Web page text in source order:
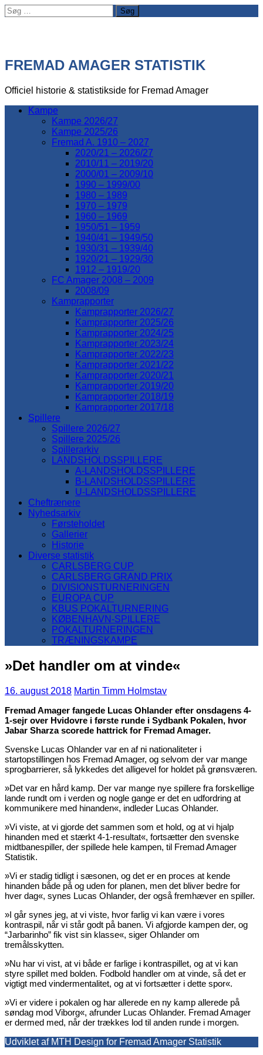
Søg
efter:
FREMAD AMAGER STATISTIK
Officiel historie & statistikside for Fremad Amager
Kampe
Kampe 2026/27
Kampe 2025/26
Fremad A. 1910 – 2027
2020/21 – 2026/27
2010/11 – 2019/20
2000/01 – 2009/10
1990 – 1999/00
1980 – 1989
1970 – 1979
1960 – 1969
1950/51 – 1959
1940/41 – 1949/50
1930/31 – 1939/40
1920/21 – 1929/30
1912 – 1919/20
FC Amager 2008 – 2009
2008/09
Kamprapporter
Kamprapporter 2026/27
Kamprapporter 2025/26
Kamprapporter 2024/25
Kamprapporter 2023/24
Kamprapporter 2022/23
Kamprapporter 2021/22
Kamprapporter 2020/21
Kamprapporter 2019/20
Kamprapporter 2018/19
Kamprapporter 2017/18
Spillere
Spillere 2026/27
Spillere 2025/26
Spillerarkiv
LANDSHOLDSSPILLERE
A-LANDSHOLDSSPILLERE
B-LANDSHOLDSSPILLERE
U-LANDSHOLDSSPILLERE
Cheftrænere
Nyhedsarkiv
Førsteholdet
Gallerier
Historie
Diverse statistik
CARLSBERG CUP
CARLSBERG GRAND PRIX
DIVISIONSTURNERINGEN
EUROPA CUP
KBUS POKALTURNERING
KØBENHAVN-SPILLERE
POKALTURNERINGEN
TRÆNINGSKAMPE
»Det handler om at vinde«
16. august 2018 Martin Timm Holmstav
Fremad Amager fangede Lucas Ohlander efter onsdagens 4-
1-sejr over Hvidovre i første runde i Sydbank Pokalen, hvor
Jabar Sharza scorede hattrick for Fremad Amager.
Svenske Lucas Ohlander var en af ni nationaliteter i
startopstillingen hos Fremad Amager, og selvom der var mange
sprogbarrierer, så lykkedes det alligevel for holdet på grønsværen.
»Det var en hård kamp. Der var mange nye spillere fra forskellige
lande rundt om i verden og nogle gange er det en udfordring at
kommunikere med hinanden«, indleder Lucas Ohlander.
»Vi viste, at vi gjorde det sammen som et hold, og at vi hjalp
hinanden med et stærkt 4-1-resultat«, fortsætter den svenske
midtbanespiller, der spillede hele kampen, til Fremad Amager
Statistik.
»Vi er stadig tidligt i sæsonen, og det er en proces at kende
hinanden både på og uden for planen, men det bliver bedre for
hver dag«, synes Lucas Ohlander, der også fremhæver en spiller.
»I går synes jeg, at vi viste, hvor farlig vi kan være i vores
kontraspil, når vi står godt på banen. Vi afgjorde kampen der, og
“Jarbarinho” fik vist sin klasse«, siger Ohlander om
tremålsskytten.
»Nu har vi vist, at vi både er farlige i kontraspillet, og at vi kan
styre spillet med bolden. Fodbold handler om at vinde, så det er
vigtigt med vindermentalitet, og at vi fortsætter i dette spor«.
»Vi er videre i pokalen og har allerede en ny kamp allerede på
søndag mod Viborg«, afrunder Lucas Ohlander. Fremad Amager
er dermed med, når der trækkes lod til anden runde i morgen.
Udviklet af MTH Design for Fremad Amager Statistik